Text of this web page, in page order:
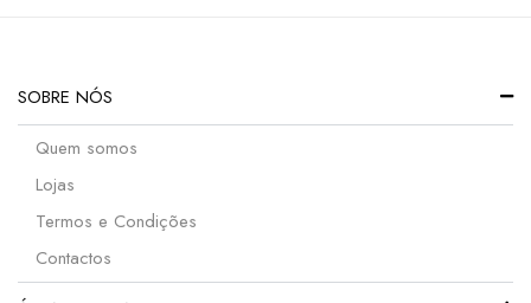
SOBRE NÓS
Quem somos
Lojas
Termos e Condições
Contactos